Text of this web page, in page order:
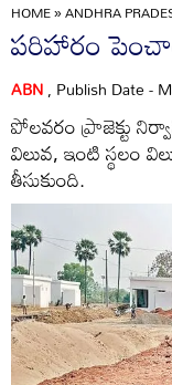
HOME»ANDHRA
పరిహారం
ABN, Publish Date -
పోలవరం ప్రాజెక్టు
విలువ, ఇంటి స్థలం
తీసుకుంది.